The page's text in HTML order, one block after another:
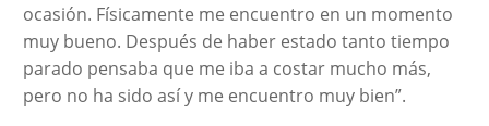
ocasión. Físicamente me encuentro en un momento
muy bueno. Después de haber estado tanto tiempo
parado pensaba que me iba a costar mucho más,
pero no ha sido así y me encuentro muy bien”.